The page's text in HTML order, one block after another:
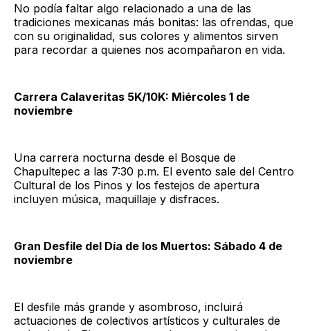
No podía faltar algo relacionado a una de las
tradiciones mexicanas más bonitas: las ofrendas, que
con su originalidad, sus colores y alimentos sirven
para recordar a quienes nos acompañaron en vida.
Carrera Calaveritas 5K/10K: Miércoles 1 de
noviembre
Una carrera nocturna desde el Bosque de
Chapultepec a las 7:30 p.m. El evento sale del Centro
Cultural de los Pinos y los festejos de apertura
incluyen música, maquillaje y disfraces.
Gran Desfile del Día de los Muertos: Sábado 4 de
noviembre
El desfile más grande y asombroso, incluirá
actuaciones de colectivos artísticos y culturales de